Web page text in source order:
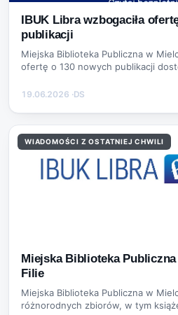
IBUK Libra wzbogaciła
publikacji
Miejska Biblioteka Publiczna w
ofertę o 130 nowych publikacji
19.06.2026 ·DS
WIADOMOŚCI Z OSTATNIEJ CHWILI
Miejska Biblioteka
Filie
Miejska Biblioteka Publiczna w
różnorodnych zbiorów, w tym